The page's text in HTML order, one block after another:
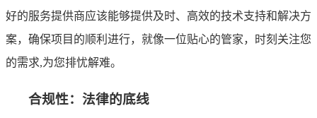
好的服务提供商应该能够提供及时、高效的技术支持和解决方
案，确保项目的顺利进行，就像一位贴心的管家，时刻关注您
的需求,为您排忧解难。
合规性：法律的底线